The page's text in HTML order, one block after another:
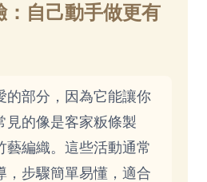
：自己動手做更有
的部分，因為它能讓你
見的像是客家粄條製
藝編織。這些活動通常
，步驟簡單易懂，適合